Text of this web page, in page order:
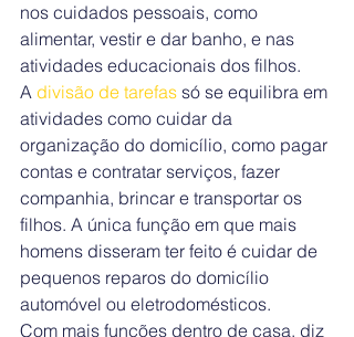
nos cuidados pessoais, como
alimentar, vestir e dar banho, e nas
atividades educacionais dos filhos.
A divisão de tarefas só se equilibra em
atividades como cuidar da
organização do domicílio, como pagar
contas e contratar serviços, fazer
companhia, brincar e transportar os
filhos. A única função em que mais
homens disseram ter feito é cuidar de
pequenos reparos do domicílio
automóvel ou eletrodomésticos.
Com mais funções dentro de casa, diz